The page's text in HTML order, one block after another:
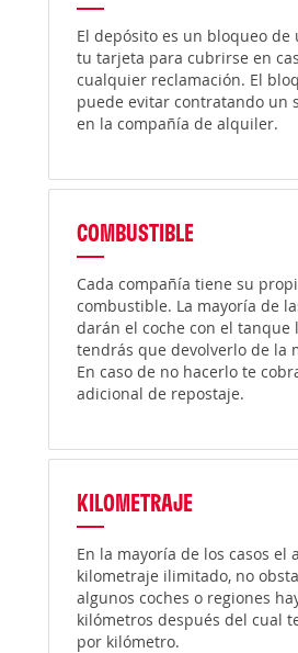
El depósito es un bloqueo
tu tarjeta para cubrirse en
cualquier reclamación. El
puede evitar contratando un
en la compañía de alquiler.
COMBUSTIBLE
Cada compañía tiene su
combustible. La mayoría de
darán el coche con el tanque
tendrás que devolverlo de la
En caso de no hacerlo te
adicional de repostaje.
KILOMETRAJE
En la mayoría de los casos
kilometraje ilimitado, no
algunos coches o regiones
kilómetros después del cual
por kilómetro.